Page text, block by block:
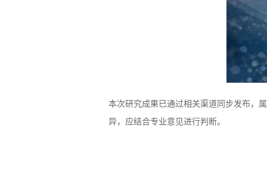
本次研究成果已通过相关渠道同步发布，
异，应结合专业意见进行判断。